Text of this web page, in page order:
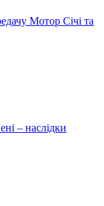
Мотор Січі та
– наслідки